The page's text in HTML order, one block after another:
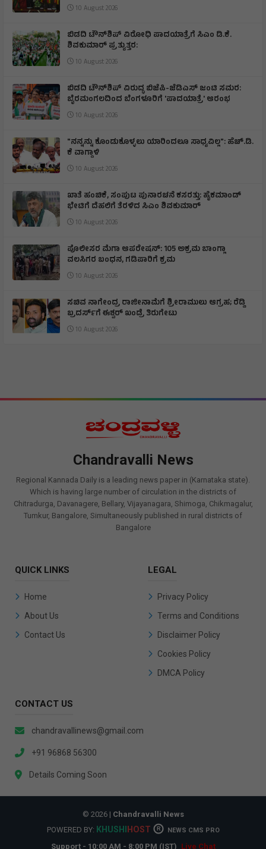
10 August 2026
ಬಿಡದಿ ಟೌನ್‌ಶಿಪ್ ವಿರೋಧಿ ಪಾದಯಾತ್ರೆಗೆ ಸಿಎಂ ಡಿ.ಕೆ.
ಶಿವಕುಮಾರ್ ಪ್ರತ್ಯುತ್ತರ:
10 August 2026
ಬಿಡದಿ ಟೌನ್‌ಶಿಪ್ ವಿರುದ್ಧ ಬಿಜೆಪಿ-ಜೆಡಿಎಸ್ ಜಂಟಿ ಸಮರ:
ಬೈರಮಂಗಲದಿಂದ ಬೆಂಗಳೂರಿಗೆ 'ಪಾದಯಾತ್ರೆ' ಆರಂಭ
10 August 2026
"ನನ್ನನ್ನು ಕೊಂಡುಕೊಳ್ಳಲು ಯಾರಿಂದಲೂ ಸಾಧ್ಯವಿಲ್ಲ": ಹೆಚ್.ಡಿ.
ಕೆ ವಾಗ್ದಾಳಿ
10 August 2026
ಖಾತೆ ಹಂಚಿಕೆ, ಸಂಪುಟ ಪುನಾರಚನೆ ಕಸರತ್ತು: ಹೈಕಮಾಂಡ್
ಭೇಟಿಗೆ ದೆಹಲಿಗೆ ತೆರಳಿದ ಸಿಎಂ ಶಿವಕುಮಾರ್
10 August 2026
ಪೊಲೀಸರ ಮೆಗಾ ಆಪರೇಷನ್: 105 ಅಕ್ರಮ ಬಾಂಗ್ಲಾ
ವಲಸಿಗರ ಬಂಧನ, ಗಡಿಪಾರಿಗೆ ಕ್ರಮ
10 August 2026
ಸಚಿವ ನಾಗೇಂದ್ರ ರಾಜೀನಾಮೆಗೆ ಶ್ರೀರಾಮುಲು ಆಗ್ರಹ; ರೆಡ್ಡಿ
ಬ್ರದರ್ಸ್‌ಗೆ ಈಶ್ವರ್ ಖಂಡ್ರೆ ತಿರುಗೇಟು
10 August 2026
Chandravalli News
Regional Kannada Daily is a leading news paper in (Karnataka state).
Which is having large number of circulation in the districts of
Chitradurga, Davanagere, Bellary, Vijayanagara, Shimoga, Chikmagalur,
Tumkur, Bangalore, Simultaneously published in rural districts of
Bangalore
QUICK LINKS
Home
About Us
Contact Us
LEGAL
Privacy Policy
Terms and Conditions
Disclaimer Policy
Cookies Policy
DMCA Policy
CONTACT US
chandravallinews@gmail.com
+91 96868 56300
Details Coming Soon
© 2026 | Chandravalli News
POWERED BY: KHUSHI HOST R NEWS CMS PRO
Support - 10:00 AM - 8:00 PM (IST) Live Chat